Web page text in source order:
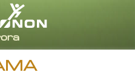
italiano